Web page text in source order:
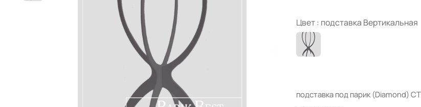
Цвет : подставка Вертикальная
подставка под парик (Diamond)